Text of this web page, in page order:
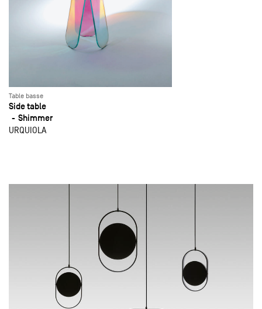
Table basse
Side table
Shimmer
URQUIOLA